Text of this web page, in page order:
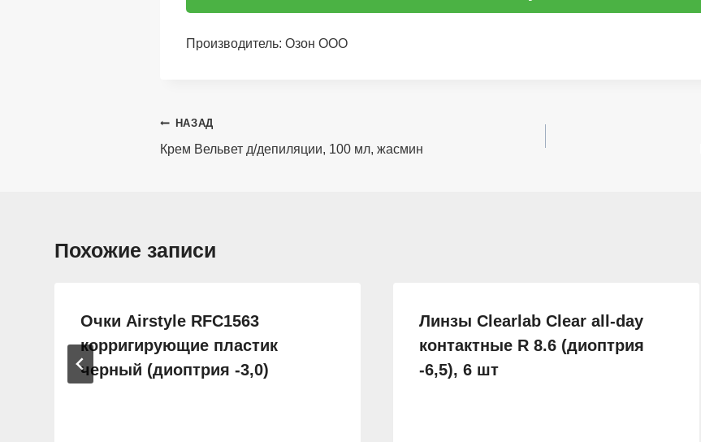
Производитель: Озон ООО
Навигация
по
НАЗАД
Крем Вельвет д/депиляции, 100 мл, жасмин
Похожие записи
Очки Airstyle RFC1563
корригирующие пластик
черный (диоптрия -3,0)
Линзы Clearlab Clear all-day
контактные R 8.6 (диоптрия
-6,5), 6 шт